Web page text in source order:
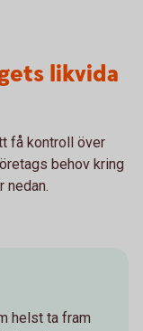
likvida
få kontroll över
behov kring
nedan.
helst ta fram